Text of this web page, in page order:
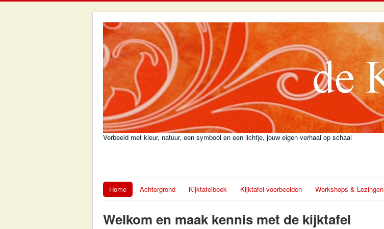
Verbeeld met kleur, natuur, een symbool en een lichtje, jouw eigen verhaal op schaal
Home Achtergrond Kijktafelboek Kijktafel-voorbeelden Workshops & Lezingen
Welkom en maak kennis met de kijktafel